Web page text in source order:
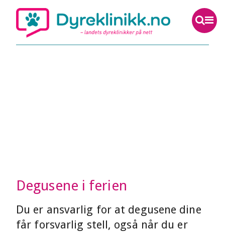
Degusene i ferien
Du er ansvarlig for at degusene dine
får forsvarlig stell, også når du er